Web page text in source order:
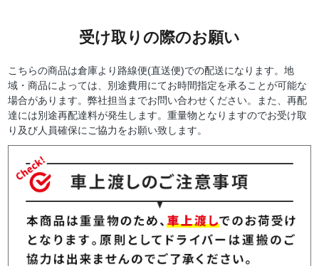
受け取りの際のお願い
こちらの商品は倉庫より路線便(直送便)での配送になります。地
域・商品によっては、別途費用にてお時間指定を承ることが可能な
場合があります。弊社担当までお問い合わせください。また、再配
達には別途再配達料が発生します。重量物となりますのでお受け取
り及び人員確保にご協力をお願い致します。